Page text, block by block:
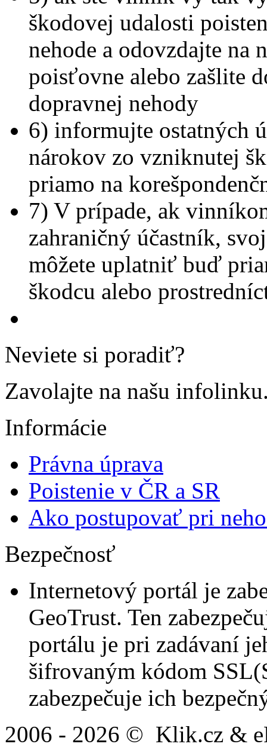
škodovej udalosti
nehode a odovzdajte na
poisťovne alebo zašlite
dopravnej nehody
6) informujte ostatných
nárokov zo vzniknutej
priamo na
7) V prípade, ak
zahraničný účastník,
môžete uplatniť buď
škodcu alebo
Neviete si poradiť?
Zavolajte na našu
Informácie
Právna úprava
Poistenie v ČR a SR
Ako postupovať pri
Bezpečnosť
Internetový portál je
GeoTrust. Ten
portálu je pri zadávaní
šifrovaným kódom
zabezpečuje ich
2006 - 2026 © Klik.cz &